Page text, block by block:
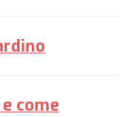
come